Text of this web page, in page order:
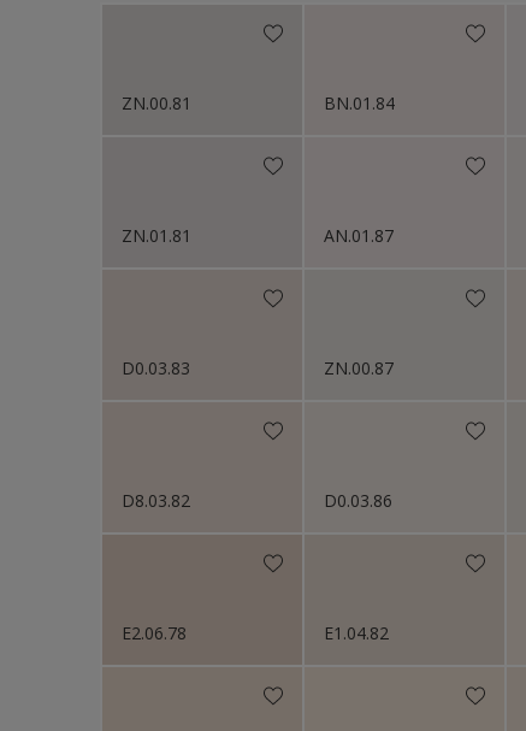
ZN.00.81 BN.01.84
ZN.01.81 AN.01.87
D0.03.83 ZN.00.87
D8.03.82 D0.03.86
E2.06.78 E1.04.82